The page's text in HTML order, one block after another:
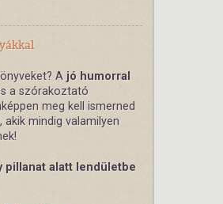
A jó humorral
a szórakoztató
meg kell ismerned
akik mindig valamilyen
pillanat alatt lendületbe